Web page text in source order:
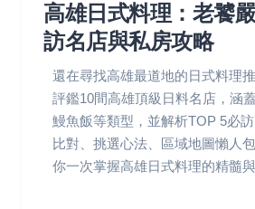
高雄日式料理：老饕
訪名店與私房攻略
還在尋找高雄最道地的日式料理
評鑑10間高雄頂級日料名店，涵
鰻魚飯等類型，並解析TOP 5必
比對、挑選心法、區域地圖懶人
你一次掌握高雄日式料理的精髓